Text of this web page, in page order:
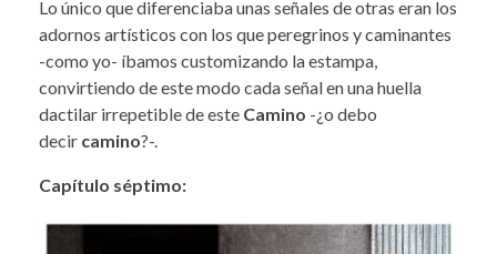
Lo único que diferenciaba unas señales de otras eran los
adornos artísticos con los que peregrinos y caminantes
-como yo- íbamos customizando la estampa,
convirtiendo de este modo cada señal en una huella
dactilar irrepetible de este Camino -¿o debo
decir camino?-.
Capítulo séptimo: